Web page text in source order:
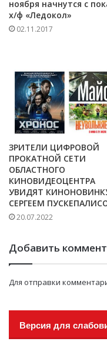
ноября начнутся с
х/ф «Ледокол»
02.11.2017
ЗРИТЕЛИ ЦИФРОВОЙ
ПРОКАТНОЙ СЕТИ
ОБЛАСТНОГО
КИНОВИДЕОЦЕНТРА
УВИДЯТ
СЕРГЕЕМ
20.07.2022
Добавить
Для отправки
Версия для